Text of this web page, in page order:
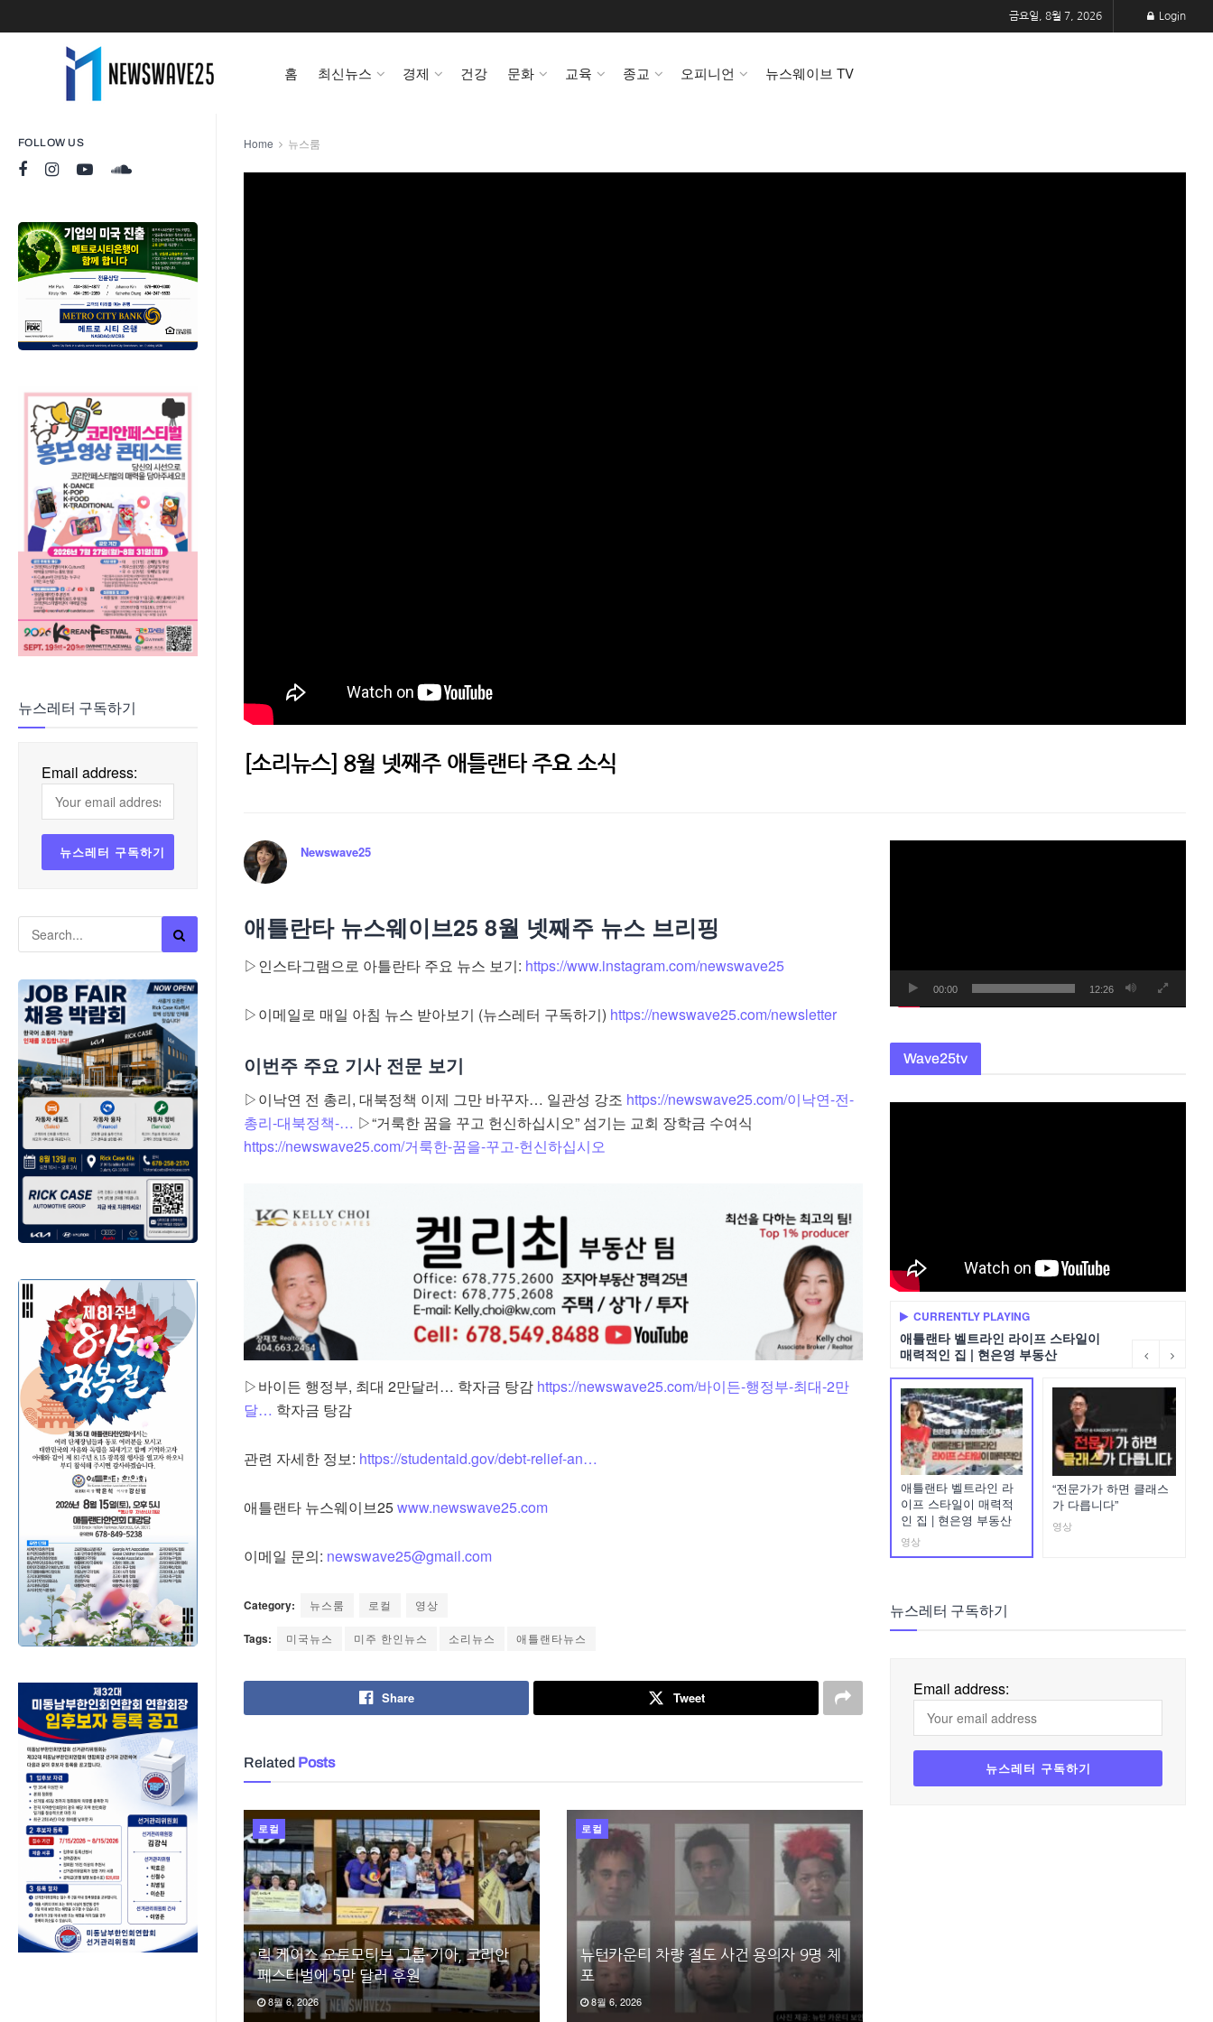
FOLLOW US
뉴스레터 구독하기
Email address:
금요일, 8월 7, 2026 Login
홈 최신뉴스 경제 건강 문화 교육 종교 오피니언 뉴스웨이브 TV
Home 뉴스룸
[소리뉴스] 8월 넷째주 애틀랜타 주요 소식
Newswave25
애틀란타 뉴스웨이브25 8월 넷째주 뉴스 브리핑
▷인스타그램으로 아틀란타 주요 뉴스 보기: https://www.instagram.com/newswave25
▷이메일로 매일 아침 뉴스 받아보기 (뉴스레터 구독하기) https://newswave25.com/newsletter
이번주 주요 기사 전문 보기
▷이낙연 전 총리, 대북정책 이제 그만 바꾸자… 일관성 강조 https://newswave25.com/이낙연-전-
총리-대북정책-… ▷“거룩한 꿈을 꾸고 헌신하십시오” 섬기는 교회 장학금 수여식
https://newswave25.com/거룩한-꿈을-꾸고-헌신하십시오
▷바이든 행정부, 최대 2만달러… 학자금 탕감 https://newswave25.com/바이든-행정부-최대-2만
달… 학자금 탕감
관련 자세한 정보: https://studentaid.gov/debt-relief-an…
애틀랜타 뉴스웨이브25www.newswave25.com
이메일 문의: newswave25@gmail.com
Category: 뉴스룸 로컬 영상
Tags: 미국뉴스 미주 한인뉴스 소리뉴스 애틀랜타뉴스
Share Tweet
Related Posts
로컬
릭 케이스 오토모티브 그룹·기아, 코리안
페스티벌에 5만 달러 후원
8월 6, 2026
로컬
뉴턴카운티 차량 절도 사건 용의자 9명 체
포
8월 6, 2026
00:00 12:26
Wave25tv
CURRENTLY PLAYING
애틀랜타 벨트라인 라이프 스타일이
매력적인 집 | 현은영 부동산
애틀랜타 벨트라인 라
이프 스타일이 매력적
인 집 | 현은영 부동산
영상
“전문가가 하면 클래스
가 다릅니다”
영상
뉴스레터 구독하기
Email address: